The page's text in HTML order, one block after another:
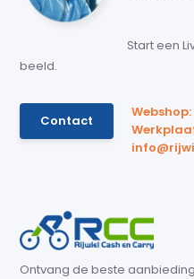
Start een
beeld.
Contact
Ontvang de beste